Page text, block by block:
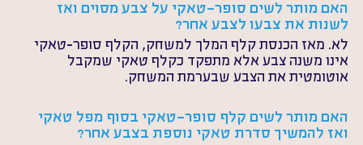
האם מותר לשים סופר-טאקי על צבע מסוים ואז
לשנות את צבעו לצבע אחר?
לא. מאז הכנסת קלף המלך למשחק, הקלף סופר-טאקי
אינו משנה צבע אלא מתפקד כקלף טאקי שמקבל
אוטומטית את הצבע שבערמת המשחק.
האם מותר לשים קלף סופר-טאקי בסוף מפל טאקי
ואז להמשיך סדרת טאקי נוספת בצבע אחר?